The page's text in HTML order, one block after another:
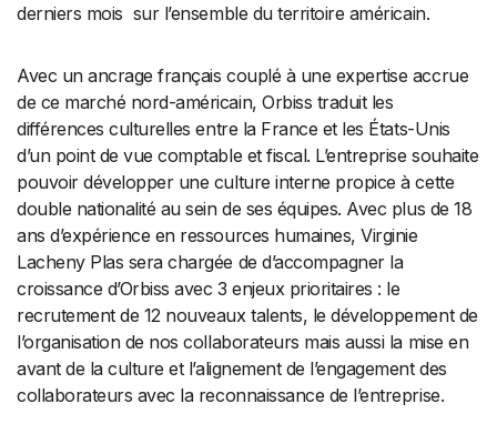
derniers mois sur l’ensemble du territoire américain.
Avec un ancrage français couplé à une expertise accrue
de ce marché nord-américain, Orbiss traduit les
différences culturelles entre la France et les États-Unis
d’un point de vue comptable et fiscal. L’entreprise souhaite
pouvoir développer une culture interne propice à cette
double nationalité au sein de ses équipes. Avec plus de 18
ans d’expérience en ressources humaines, Virginie
Lacheny Plas sera chargée de d’accompagner la
croissance d’Orbiss avec 3 enjeux prioritaires : le
recrutement de 12 nouveaux talents, le développement de
l’organisation de nos collaborateurs mais aussi la mise en
avant de la culture et l’alignement de l’engagement des
collaborateurs avec la reconnaissance de l’entreprise.